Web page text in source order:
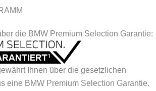
die BMW Premium Selection Garantie:
Ihnen über die gesetzlichen
eine BMW Premium Selection Garantie.